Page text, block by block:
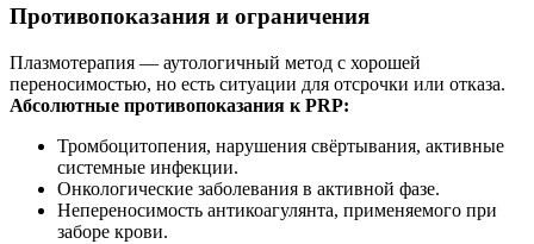
Противопоказания и ограничения
Плазмотерапия — аутологичный метод с хорошей
переносимостью, но есть ситуации для отсрочки или отказа.
Абсолютные противопоказания к PRP:
Тромбоцитопения, нарушения свёртывания, активные
системные инфекции.
Онкологические заболевания в активной фазе.
Непереносимость антикоагулянта, применяемого при
заборе крови.